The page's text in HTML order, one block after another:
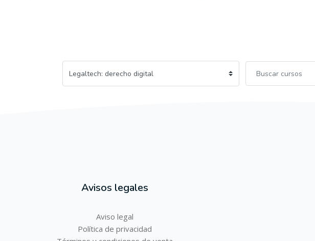
Avisos legales
Aviso legal
Política de privacidad